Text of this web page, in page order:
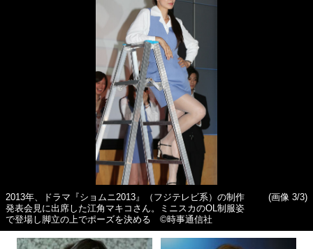
2013年、ドラマ『ショムニ2013』（フジテレビ系）の制作
発表会見に出席した江角マキコさん。ミニスカのOL制服姿
で登場し脚立の上でポーズを決める ©時事通信社
(画像 3/3)